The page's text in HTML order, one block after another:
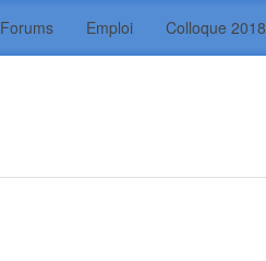
Forums Emploi Colloque 2018